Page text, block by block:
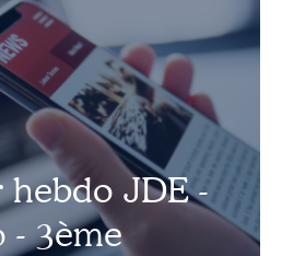
hebdo JDE -
- 3ème